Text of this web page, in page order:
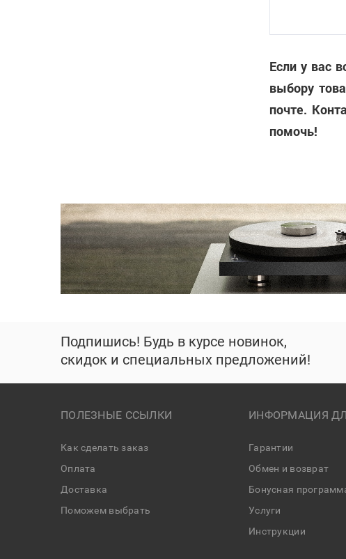
Если у вас
выбору
почте.
помочь!
Подпишись! Будь в курсе новинок,
скидок и специальных предложений!
ПОЛЕЗНЫЕ ССЫЛКИ
Как сделать заказ
Оплата
Доставка
Поможем выбрать
ИНФОРМАЦИЯ
Гарантии
Обмен и возврат
Бонусная
Услуги
Инструкции